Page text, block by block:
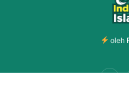
oleh